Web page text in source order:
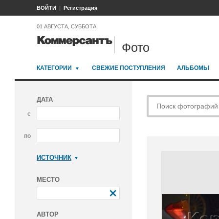
ВОЙТИ Регистрация
01 АВГУСТА, СУББОТА
Фото
КАТЕГОРИИ СВЕЖИЕ ПОСТУПЛЕНИЯ АЛЬБОМЫ
ДАТА
с
по
ИСТОЧНИК
МЕСТО
АВТОР